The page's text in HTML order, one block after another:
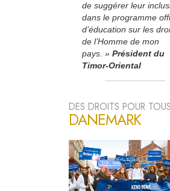
de suggérer leur
dans le programme
d’éducation sur les
de l’Homme de mon
pays. » Président du
Timor-Oriental
DES DROITS POUR
DANEMARK